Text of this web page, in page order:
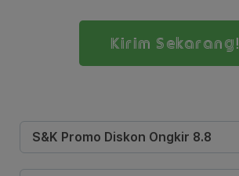
Kirim Sekarang!
S&K Promo Diskon Ongkir 8.8